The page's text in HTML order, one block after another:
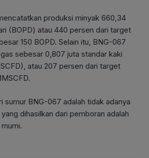
produksi minyak 660,34
(BOPD) atau 440 persen dari target
150 BOPD. Selain itu, BNG-067
sebesar 0,807 juta standar kaki
atau 207 persen dari target
sumur BNG-067 adalah tidak adanya
dihasilkan dari pemboran adalah